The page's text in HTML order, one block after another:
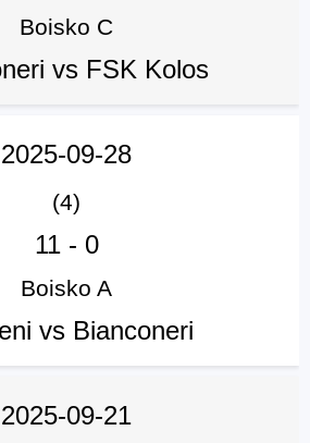
Boisko C
vs FSK Kolos
2025-09-28
(4)
11- 0
Boisko A
vs Bianconeri
2025-09-21